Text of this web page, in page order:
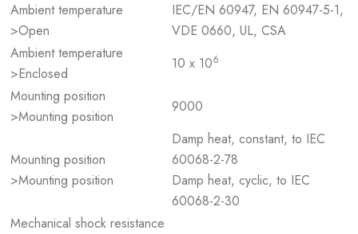
Ambient temperature
>Open
IEC/EN 60947, EN 60947-5-1,
VDE 0660, UL, CSA
Ambient temperature
>Enclosed
10 x 106
Mounting position
>Mounting position
9000
Mounting position
>Mounting position
Damp heat, constant, to IEC
60068-2-78
Damp heat, cyclic, to IEC
60068-2-30
Mechanical shock resistance